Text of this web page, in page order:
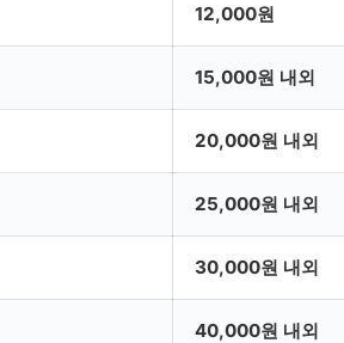
12,000원
15,000원 내외
20,000원 내외
25,000원 내외
30,000원 내외
40,000원 내외